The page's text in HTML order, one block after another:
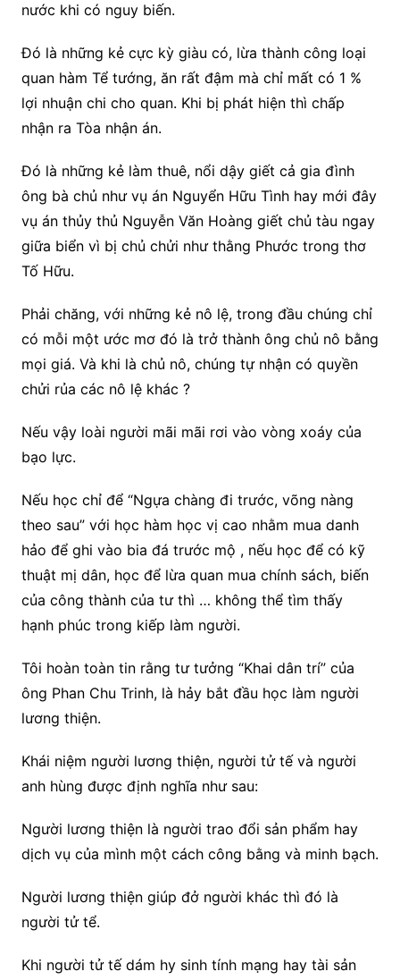
nước khi có nguy biến.
Đó là những kẻ cực kỳ giàu có, lừa thành công loại
quan hàm Tể tướng, ăn rất đậm mà chỉ mất có 1 %
lợi nhuận chi cho quan. Khi bị phát hiện thì chấp
nhận ra Tòa nhận án.
Đó là những kẻ làm thuê, nổi dậy giết cả gia đình
ông bà chủ như vụ án Nguyển Hữu Tình hay mới đây
vụ án thủy thủ Nguyễn Văn Hoàng giết chủ tàu ngay
giữa biển vì bị chủ chửi như thằng Phước trong thơ
Tố Hữu.
Phải chăng, với những kẻ nô lệ, trong đầu chúng chỉ
có mỗi một ước mơ đó là trở thành ông chủ nô bằng
mọi giá. Và khi là chủ nô, chúng tự nhận có quyền
chửi rủa các nô lệ khác ?
Nếu vậy loài người mãi mãi rơi vào vòng xoáy của
bạo lực.
Nếu học chỉ để “Ngựa chàng đi trước, võng nàng
theo sau” với học hàm học vị cao nhằm mua danh
hảo để ghi vào bia đá trước mộ , nếu học để có kỹ
thuật mị dân, học để lừa quan mua chính sách, biến
của công thành của tư thì … không thể tìm thấy
hạnh phúc trong kiếp làm người.
Tôi hoàn toàn tin rằng tư tưởng “Khai dân trí” của
ông Phan Chu Trinh, là hảy bắt đầu học làm người
lương thiện.
Khái niệm người lương thiện, người tử tế và người
anh hùng được định nghĩa như sau:
Người lương thiện là người trao đổi sản phẩm hay
dịch vụ của mình một cách công bằng và minh bạch.
Người lương thiện giúp đở người khác thì đó là
người tử tể.
Khi người tử tế dám hy sinh tính mạng hay tài sản